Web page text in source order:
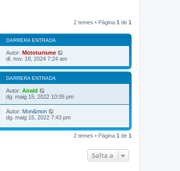
2 temes • Pàgina 1 de 1
DARRERA ENTRADA
Autor: Mototurisme
dl. nov. 18, 2024 7:24 am
DARRERA ENTRADA
Autor: Airald
dg. maig 15, 2022 10:05 pm
Autor: Mon&mon
dg. maig 15, 2022 7:43 pm
2 temes • Pàgina 1 de 1
Salta a